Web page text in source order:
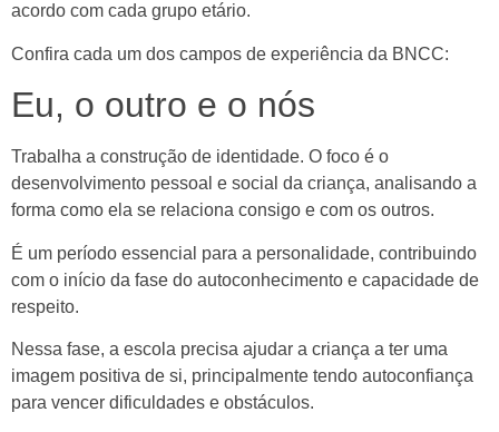
acordo com cada grupo etário.
Confira cada um dos campos de experiência da BNCC:
Eu, o outro e o nós
Trabalha a construção de identidade. O foco é o
desenvolvimento pessoal e social da criança, analisando a
forma como ela se relaciona consigo e com os outros.
É um período essencial para a personalidade, contribuindo
com o início da fase do autoconhecimento e capacidade de
respeito.
Nessa fase, a escola precisa ajudar a criança a ter uma
imagem positiva de si, principalmente tendo autoconfiança
para vencer dificuldades e obstáculos.